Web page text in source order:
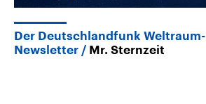
Der Deutschlandfunk Weltraum-
Newsletter
Mr. Sternzeit